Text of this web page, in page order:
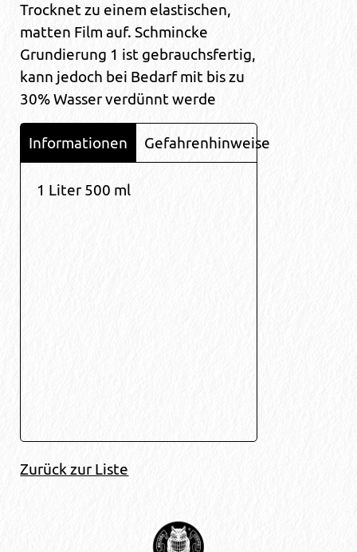
Trocknet zu einem elastischen,
matten Film auf. Schmincke
Grundierung 1 ist gebrauchsfertig,
kann jedoch bei Bedarf mit bis zu
30% Wasser verdünnt werde
Informationen Gefahrenhinweise
1 Liter 500 ml
Zurück zur Liste